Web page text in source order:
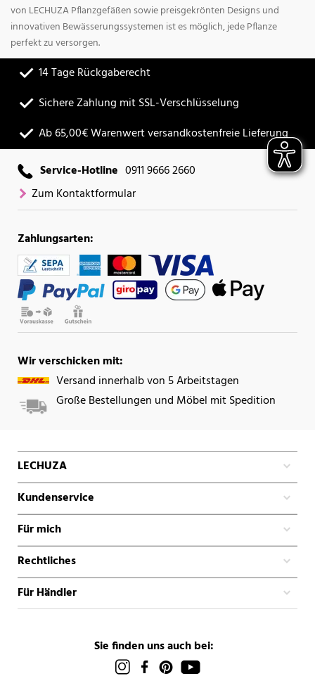
von LECHUZA Pflanzgefäßen sowie preisgekrönten Designs und
innovativen Bewässerungssystemen ist es möglich, jede Pflanze
perfekt zu versorgen.
14 Tage Rückgaberecht
Sichere Zahlung mit SSL-Verschlüsselung
Ab 65,00€ Warenwert versandkostenfreie Lieferung
Service-Hotline 0911 9666 2660
Zum Kontaktformular
Zahlungsarten:
Wir verschicken mit:
Versand innerhalb von 5 Arbeitstagen
Große Bestellungen und Möbel mit Spedition
LECHUZA
Kundenservice
Für mich
Rechtliches
Für Händler
Sie finden uns auch bei: